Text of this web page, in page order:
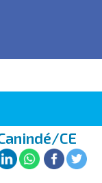
CE